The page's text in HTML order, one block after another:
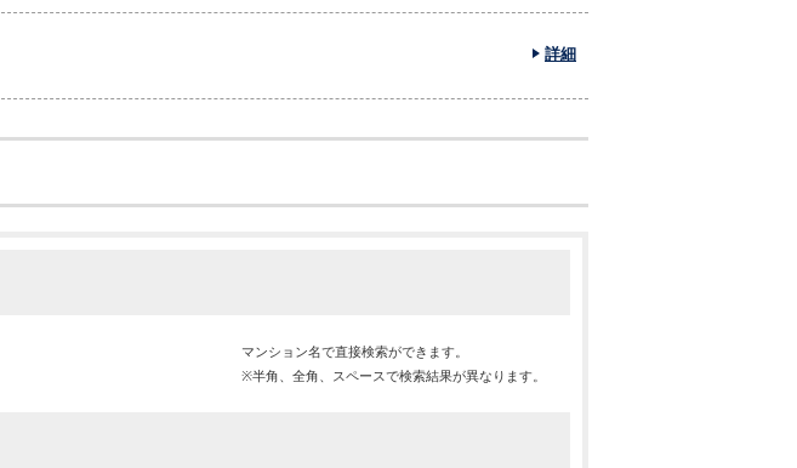
詳細
マンション名で直接検索ができます。
※半角、全角、スペースで検索結果が異なります。